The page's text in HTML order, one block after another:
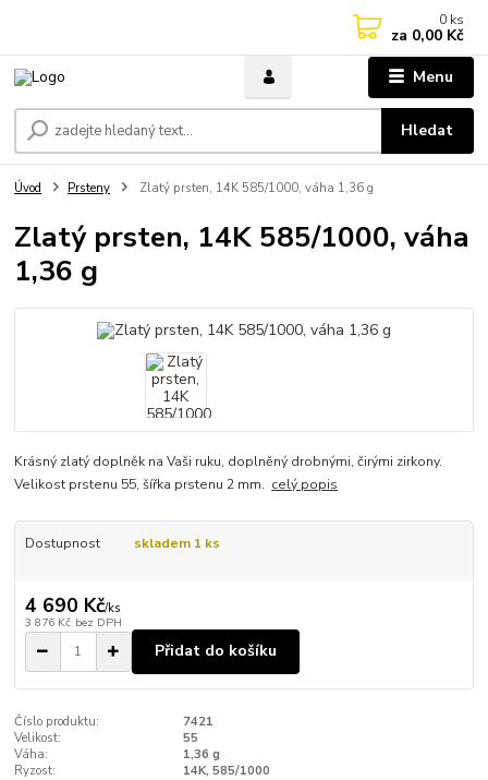
Menu
Hledat
0 ks
za 0,00 Kč
Úvod Prsteny Zlatý prsten, 14K 585/1000, váha 1,36 g
Zlatý prsten, 14K 585/1000, váha
1,36 g
Krásný zlatý doplněk na Vaši ruku, doplněný drobnými, čirými zirkony.
Velikost prstenu 55, šířka prstenu 2 mm. celý popis
Dostupnost skladem 1 ks
4 690 Kč/ks
3 876 Kč bez DPH
Přidat do košíku
Číslo produktu:
7421
Velikost:
55
Váha:
1,36 g
Ryzost:
14K, 585/1000